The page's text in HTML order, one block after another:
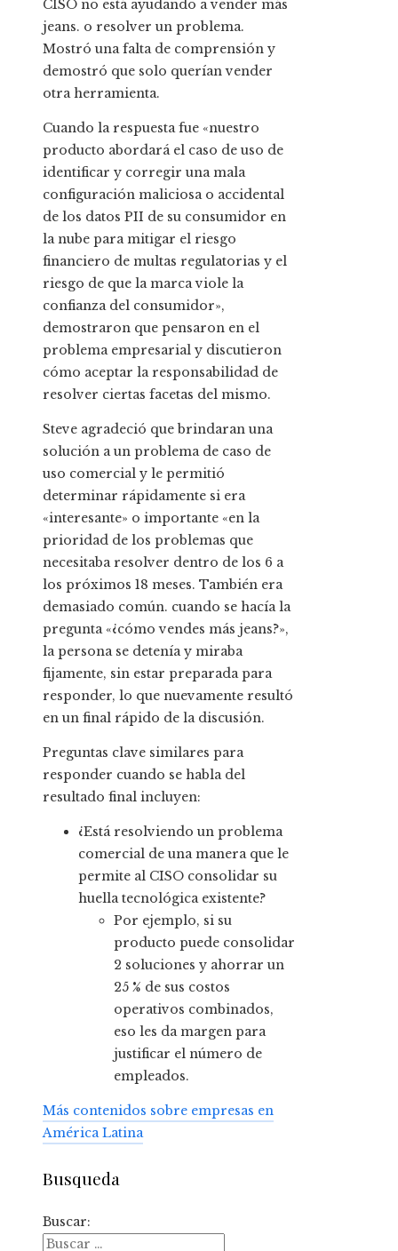
CISO no está ayudando a vender más
jeans. o resolver un problema.
Mostró una falta de comprensión y
demostró que solo querían vender
otra herramienta.
Cuando la respuesta fue «nuestro
producto abordará el caso de uso de
identificar y corregir una mala
configuración maliciosa o accidental
de los datos PII de su consumidor en
la nube para mitigar el riesgo
financiero de multas regulatorias y el
riesgo de que la marca viole la
confianza del consumidor»,
demostraron que pensaron en el
problema empresarial y discutieron
cómo aceptar la responsabilidad de
resolver ciertas facetas del mismo.
Steve agradeció que brindaran una
solución a un problema de caso de
uso comercial y le permitió
determinar rápidamente si era
«interesante» o importante «en la
prioridad de los problemas que
necesitaba resolver dentro de los 6 a
los próximos 18 meses. También era
demasiado común. cuando se hacía la
pregunta «¿cómo vendes más jeans?»,
la persona se detenía y miraba
fijamente, sin estar preparada para
responder, lo que nuevamente resultó
en un final rápido de la discusión.
Preguntas clave similares para
responder cuando se habla del
resultado final incluyen:
¿Está resolviendo un problema
comercial de una manera que le
permite al CISO consolidar su
huella tecnológica existente?
Por ejemplo, si su
producto puede consolidar
2 soluciones y ahorrar un
25 % de sus costos
operativos combinados,
eso les da margen para
justificar el número de
empleados.
Más contenidos sobre empresas en
América Latina
Busqueda
Buscar: